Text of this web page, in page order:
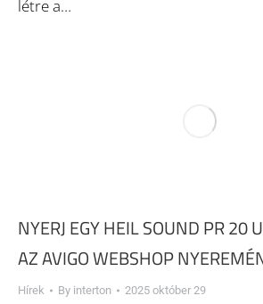
létre a…
NYERJ EGY HEIL SOUND PR 20
AZ AVIGO WEBSHOP
Hírek By interton 2025 október 29